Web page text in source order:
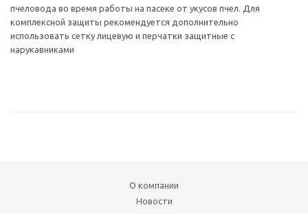
пчеловода во время работы на пасеке от укусов пчел. Для
комплексной защиты рекомендуется дополнительно
использовать сетку лицевую и перчатки защитные с
нарукавниками
О компании
Новости